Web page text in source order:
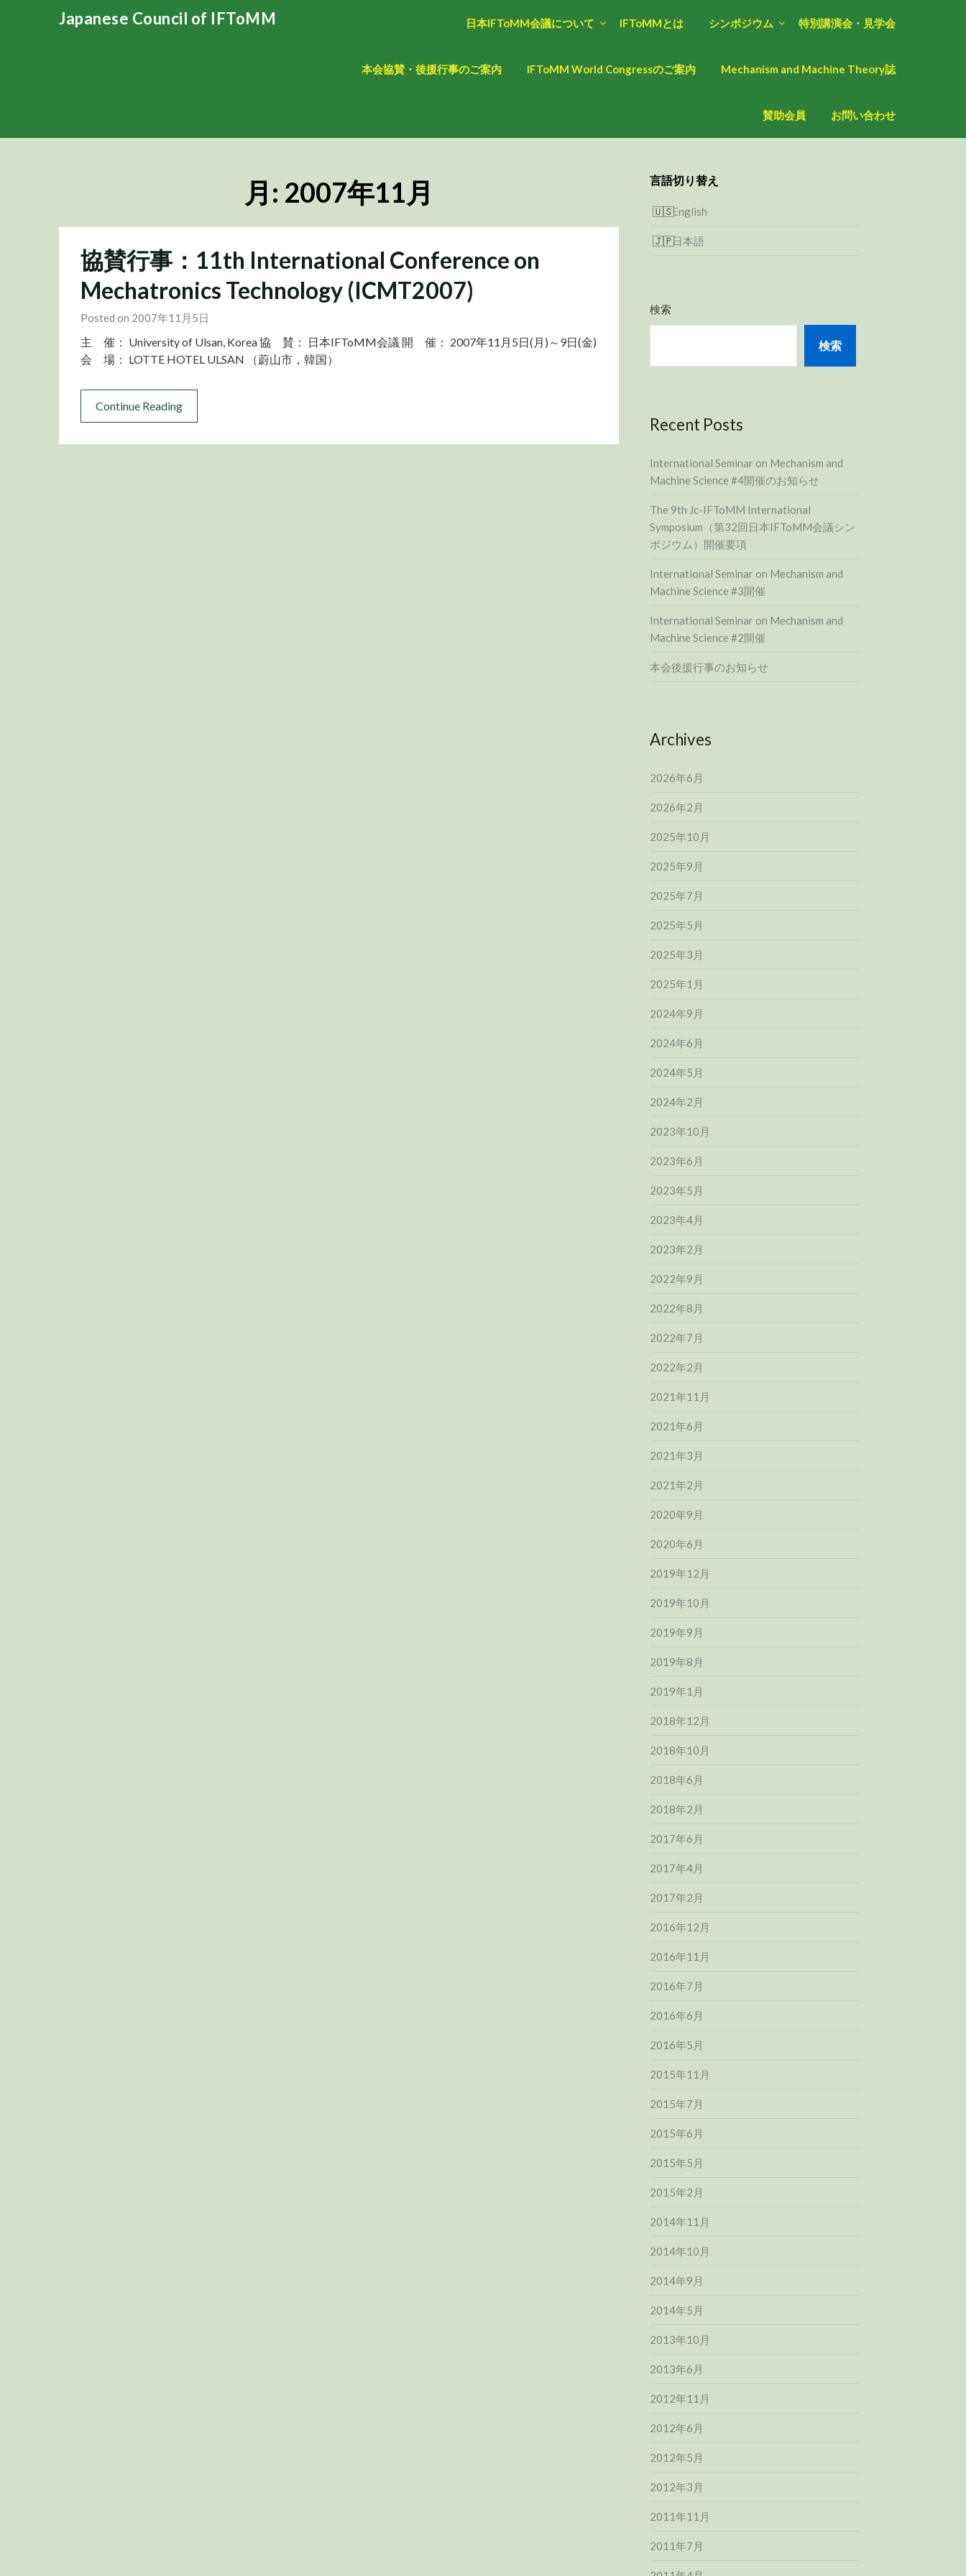
Japanese Council of IFToMM 日本IFToMM会議について IFToMMとは シンポジウム 特別講演会・見学会
本会協賛・後援行事のご案内 IFToMM World Congressのご案内 Mechanism and Machine Theory誌
賛助会員 お問い合わせ
月: 2007年11月
協賛行事：11th International Conference on
Mechatronics Technology (ICMT2007)
Posted on 2007年11月5日
主 催： University of Ulsan, Korea 協 賛： 日本IFToMM会議 開 催： 2007年11月5日(月)～9日(金)
会 場： LOTTE HOTEL ULSAN （蔚山市，韓国）
Continue Reading
言語切り替え
English
日本語
検索
検索
Recent Posts
International Seminar on Mechanism and
Machine Science #4開催のお知らせ
The 9th Jc-IFToMM International
Symposium（第32回日本IFToMM会議シン
ポジウム）開催要項
International Seminar on Mechanism and
Machine Science #3開催
International Seminar on Mechanism and
Machine Science #2開催
本会後援行事のお知らせ
Archives
2026年6月
2026年2月
2025年10月
2025年9月
2025年7月
2025年5月
2025年3月
2025年1月
2024年9月
2024年6月
2024年5月
2024年2月
2023年10月
2023年6月
2023年5月
2023年4月
2023年2月
2022年9月
2022年8月
2022年7月
2022年2月
2021年11月
2021年6月
2021年3月
2021年2月
2020年9月
2020年6月
2019年12月
2019年10月
2019年9月
2019年8月
2019年1月
2018年12月
2018年10月
2018年6月
2018年2月
2017年6月
2017年4月
2017年2月
2016年12月
2016年11月
2016年7月
2016年6月
2016年5月
2015年11月
2015年7月
2015年6月
2015年5月
2015年2月
2014年11月
2014年10月
2014年9月
2014年5月
2013年10月
2013年6月
2012年11月
2012年6月
2012年5月
2012年3月
2011年11月
2011年7月